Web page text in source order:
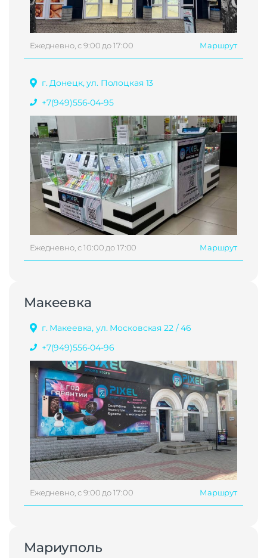
Ежедневно, с 9:00 до 17:00 Маршрут
г. Донецк, ул. Полоцкая 13
+7(949)556-04-95
Ежедневно, с 10:00 до 17:00 Маршрут
Макеевка
г. Макеевка, ул. Московская 22 / 46
+7(949)556-04-96
Ежедневно, с 9:00 до 17:00 Маршрут
Мариуполь